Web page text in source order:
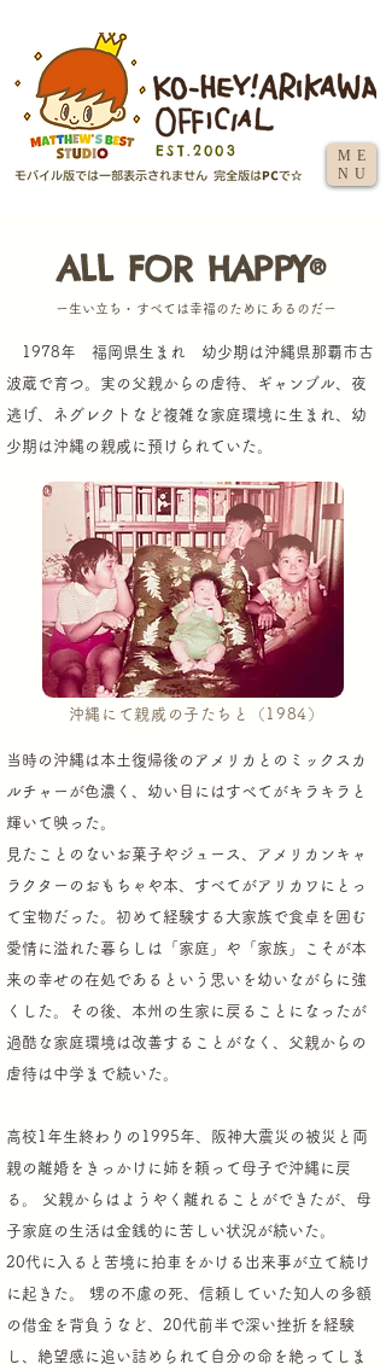
EST.2003
ME
NU
ALL FOR HAPPY®
ー生い立ち・すべては幸福のためにあるのだー
1978年 福岡県生まれ 幼少期は沖縄県那覇市古
波蔵で育つ。 実の父親からの虐待、ギャンブル、夜
逃げ、ネグレクトなど複雑な家庭環境に生まれ、 幼
少期は沖縄の親戚に預けられていた。
当時の沖縄は本土復帰後のアメリカとの ミックスカ
ルチャーが色濃く、幼い目にはすべてがキラキラと
輝いて映った。
見たことのないお菓子やジュース、アメリカンキャ
ラクターのおもちゃや本、 すべてがアリカワにとっ
て宝物だった。初めて経験する大家族で食卓を囲む
愛情に溢れた暮らしは「家庭」や「家族」こそが本
来の幸せの在処であるという 思いを幼いながらに強
くした。その後、本州の生家に戻ることになったが
過酷な家庭環境は改善することがなく、父親からの
虐待は中学まで続いた。
高校1年生終わりの1995年、阪神大震災の被災と両
親の離婚をきっかけに姉を頼って母子で沖縄に戻
る。 父親からはようやく離れることができたが、母
子家庭の生活は金銭的に苦しい状況が続いた。
20代に入ると苦境に拍車をかける出来事が立て続け
に起きた。 甥の不慮の死、信頼していた知人の多額
の借金を背負うなど、 20代前半で深い挫折を経験
し、絶望感に追い詰められて自分の命を絶ってしま
​沖縄にて親戚の子たちと（1984）